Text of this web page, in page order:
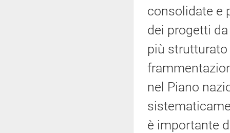
consolidate e
dei progetti
più
nel Piano
è importante